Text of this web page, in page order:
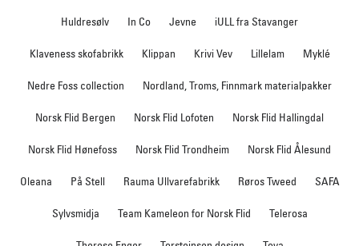
Huldresølv In Co Jevne iULL fra Stavanger
Klaveness skofabrikk Klippan Krivi Vev Lillelam Myklé
Nedre Foss collection Nordland, Troms, Finnmark materialpakker
Norsk Flid Bergen Norsk Flid Lofoten Norsk Flid Hallingdal
Norsk Flid Hønefoss Norsk Flid Trondheim Norsk Flid Ålesund
Oleana På Stell Rauma Ullvarefabrikk Røros Tweed SAFA
Sylvsmidja Team Kameleon for Norsk Flid Telerosa